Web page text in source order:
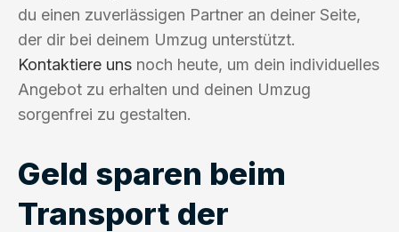
du einen zuverlässigen Partner an deiner Seite,
der dir bei deinem Umzug unterstützt.
Kontaktiere uns noch heute, um dein individuelles
Angebot zu erhalten und deinen Umzug
sorgenfrei zu gestalten.
Geld sparen beim
Transport der